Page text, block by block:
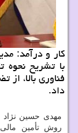
كار و درآمد:
با تشریح نحوه
فناوری بالا،
داد.
مهدی حسین نژاد
روش تأمین